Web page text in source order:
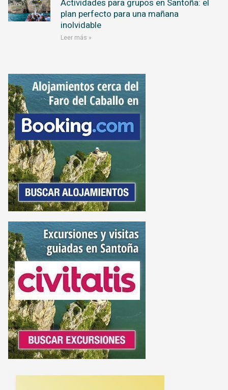
Actividades para grupos en Santoña: el
plan perfecto para una mañana
inolvidable
Leer más »